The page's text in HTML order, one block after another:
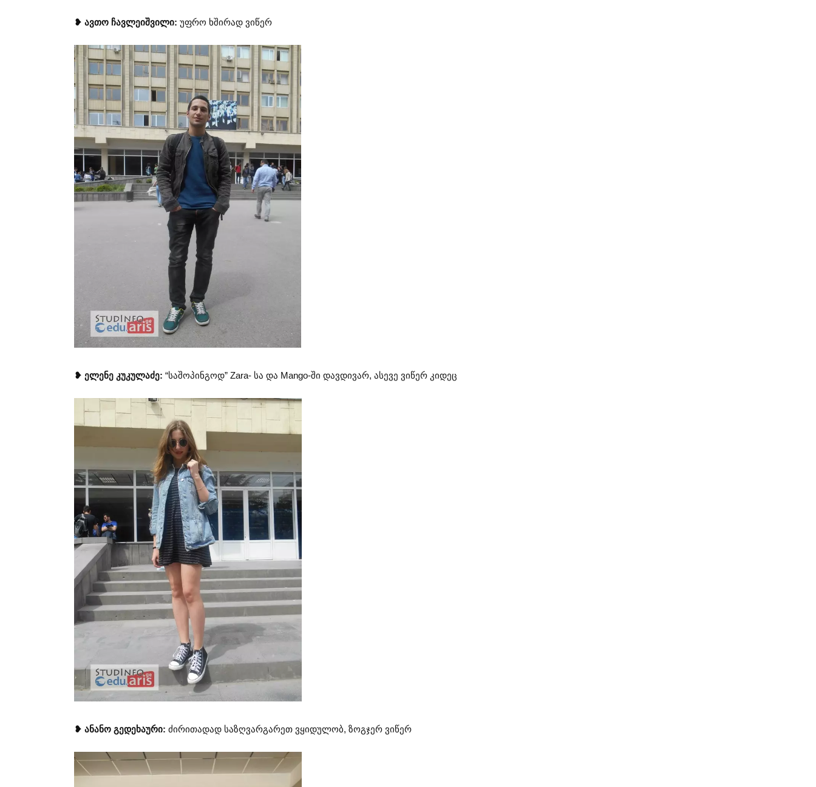
❥ ავთო ჩავლეიშვილი: უფრო ხშირად ვიწერ
❥ ელენე კუკულაძე: “საშოპინგოდ” Zara- სა და Mango-ში დავდივარ, ასევე ვიწერ კიდეც
❥ ანანო გედეხაური: ძირითადად საზღვარგარეთ ვყიდულობ, ზოგჯერ ვიწერ